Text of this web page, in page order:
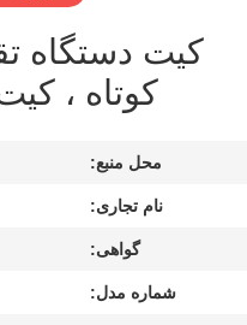
بگیرید
PRIVACY
POLICY
کیت دستگاه
کوتاه ،
محل منبع:
نام تجاری:
گواهی:
شماره مدل: